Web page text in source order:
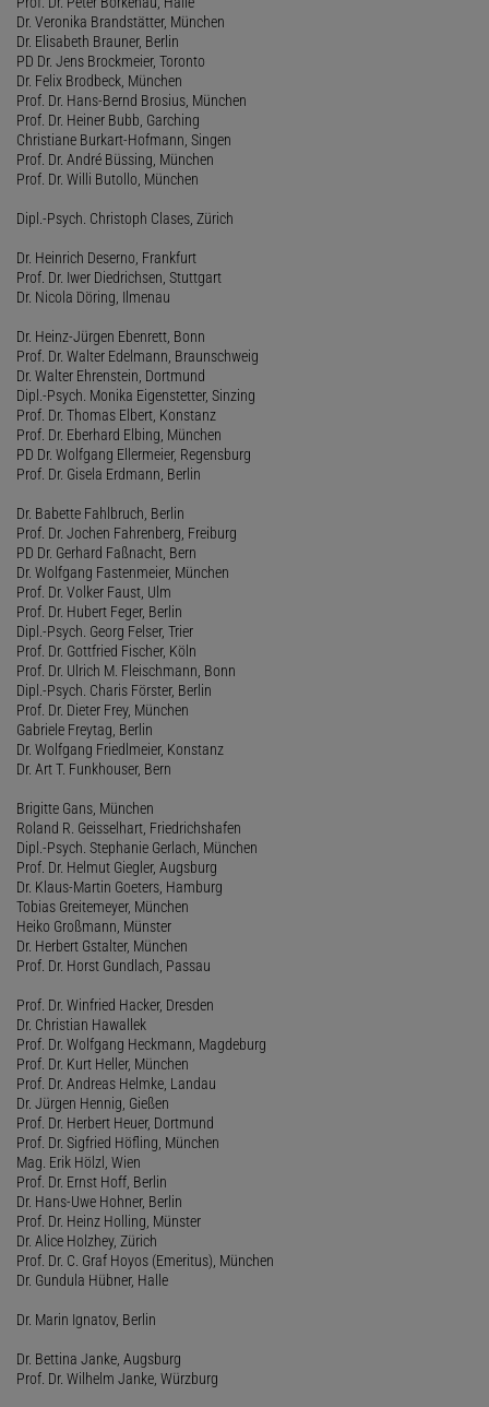
Dr. Veronika Brandstätter, München
Dr. Elisabeth Brauner, Berlin
PD Dr. Jens Brockmeier, Toronto
Dr. Felix Brodbeck, München
Prof. Dr. Hans-Bernd Brosius, München
Prof. Dr. Heiner Bubb, Garching
Christiane Burkart-Hofmann, Singen
Prof. Dr. André Büssing, München
Prof. Dr. Willi Butollo, München
Dipl.-Psych. Christoph Clases, Zürich
Dr. Heinrich Deserno, Frankfurt
Prof. Dr. Iwer Diedrichsen, Stuttgart
Dr. Nicola Döring, Ilmenau
Dr. Heinz-Jürgen Ebenrett, Bonn
Prof. Dr. Walter Edelmann, Braunschweig
Dr. Walter Ehrenstein, Dortmund
Dipl.-Psych. Monika Eigenstetter, Sinzing
Prof. Dr. Thomas Elbert, Konstanz
Prof. Dr. Eberhard Elbing, München
PD Dr. Wolfgang Ellermeier, Regensburg
Prof. Dr. Gisela Erdmann, Berlin
Dr. Babette Fahlbruch, Berlin
Prof. Dr. Jochen Fahrenberg, Freiburg
PD Dr. Gerhard Faßnacht, Bern
Dr. Wolfgang Fastenmeier, München
Prof. Dr. Volker Faust, Ulm
Prof. Dr. Hubert Feger, Berlin
Dipl.-Psych. Georg Felser, Trier
Prof. Dr. Gottfried Fischer, Köln
Prof. Dr. Ulrich M. Fleischmann, Bonn
Dipl.-Psych. Charis Förster, Berlin
Prof. Dr. Dieter Frey, München
Gabriele Freytag, Berlin
Dr. Wolfgang Friedlmeier, Konstanz
Dr. Art T. Funkhouser, Bern
Brigitte Gans, München
Roland R. Geisselhart, Friedrichshafen
Dipl.-Psych. Stephanie Gerlach, München
Prof. Dr. Helmut Giegler, Augsburg
Dr. Klaus-Martin Goeters, Hamburg
Tobias Greitemeyer, München
Heiko Großmann, Münster
Dr. Herbert Gstalter, München
Prof. Dr. Horst Gundlach, Passau
Prof. Dr. Winfried Hacker, Dresden
Dr. Christian Hawallek
Prof. Dr. Wolfgang Heckmann, Magdeburg
Prof. Dr. Kurt Heller, München
Prof. Dr. Andreas Helmke, Landau
Dr. Jürgen Hennig, Gießen
Prof. Dr. Herbert Heuer, Dortmund
Prof. Dr. Sigfried Höfling, München
Mag. Erik Hölzl, Wien
Prof. Dr. Ernst Hoff, Berlin
Dr. Hans-Uwe Hohner, Berlin
Prof. Dr. Heinz Holling, Münster
Dr. Alice Holzhey, Zürich
Prof. Dr. C. Graf Hoyos (Emeritus), München
Dr. Gundula Hübner, Halle
Dr. Marin Ignatov, Berlin
Dr. Bettina Janke, Augsburg
Prof. Dr. Wilhelm Janke, Würzburg